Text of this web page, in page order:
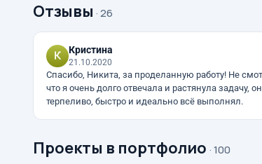
Отзывы · 26
Кристина
21.10.2020
Спасибо, Никита, за проделанную работу! Не смотря на то,
что я очень долго отвечала и растянула задачу, он
терпеливо, быстро и идеально всё выполнял.
Проекты в портфолио · 100